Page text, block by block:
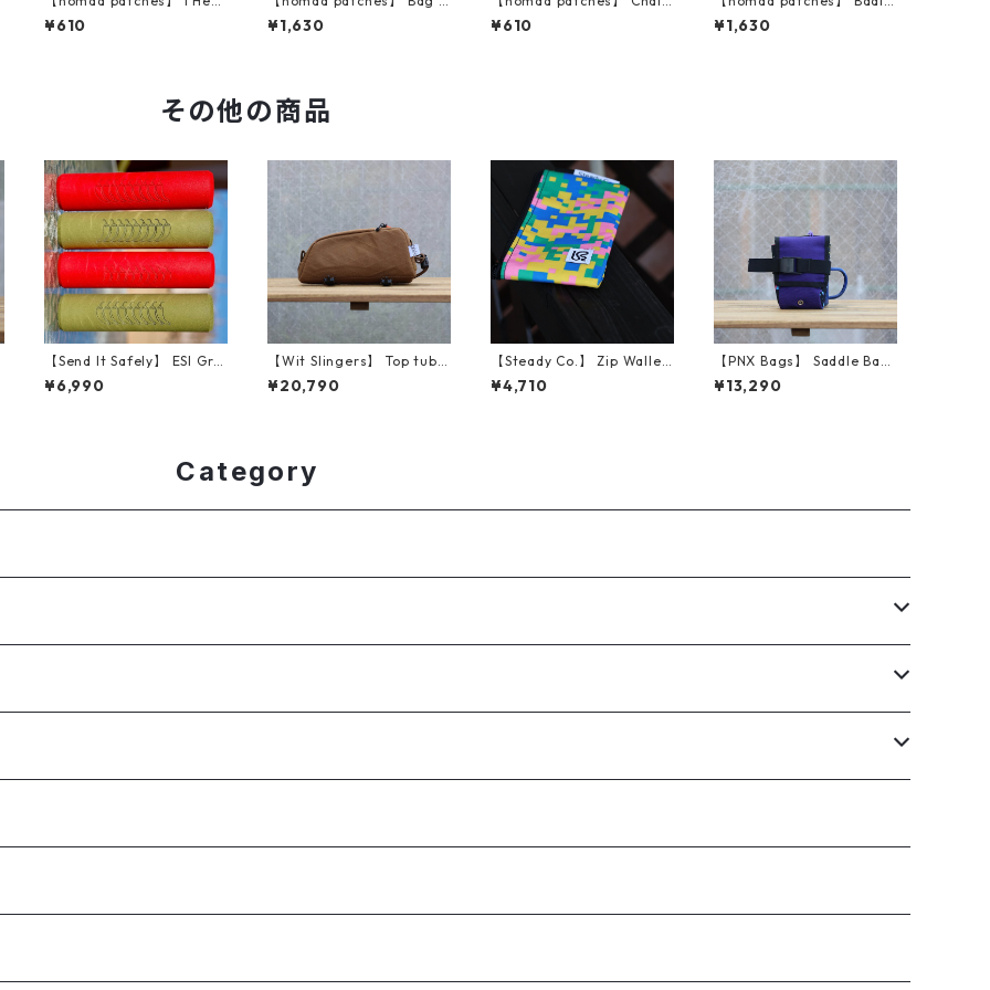
t Tiamat Vinyl Sticker
¥610
f Holding Patch
¥1,630
or Die Vinyl Sticker
¥610
Broken Bones Club Patch
¥1,630
その他の商品
【Send It Safely】 ESI Grip
s (NM CHRISTMAS CHILI)
¥6,990
【Wit Slingers】 Top tube
bag (Mountain brown)
¥20,790
【Steady Co.】 Zip Wallet
s (Fetti Camo, Green)
¥4,710
【PNX Bags】 Saddle Bag
（Purple Classic）
¥13,290
Category